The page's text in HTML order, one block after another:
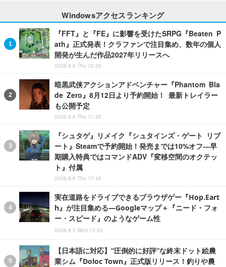
Windowsアクセスランキング
『FFT』と『FE』に影響を受けたSRPG『Beaten P
ath』正式発表！クラファンで注目集め、数年の個人
開発が生んだ作品2027年リリースへ
2026.8.6 Thu 12:30
暗黒武侠アクションアドベンチャー『Phantom Bla
de Zero』8月12日より予約開始！ 最新トレイラー
も公開予定
2026.8.6 Thu 17:30
『シュタゲ』リメイク『シュタインズ・ゲート リブ
ート』Steamで予約開始！発売までは10%オフ―早
期購入特典ではコマンドADV『変移空間のオクテッ
ト』付属
2026.8.6 Thu 17:45
実在道路をドライブできるブラウザゲー『Hop.Eart
h』が注目集める―Googleマップ＋『ニード・フォ
ー・スピード』のようなゲーム性
2026.8.5 Wed 13:50
【日本語に対応】“圧倒的に好評”な終末ドット絵農
業シム『Doloc Town』正式版リリース！釣りや農